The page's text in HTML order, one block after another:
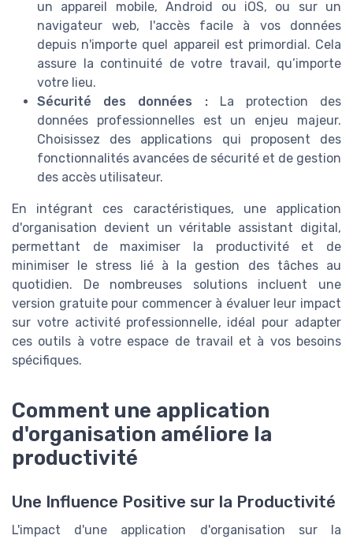
un appareil mobile, Android ou iOS, ou sur un
navigateur web, l'accès facile à vos données
depuis n'importe quel appareil est primordial. Cela
assure la continuité de votre travail, qu’importe
votre lieu.
Sécurité des données :La protection des
données professionnelles est un enjeu majeur.
Choisissez des applications qui proposent des
fonctionnalités avancées de sécurité et de gestion
des accès utilisateur.
En intégrant ces caractéristiques, une application
d'organisation devient un véritable assistant digital,
permettant de maximiser la productivité et de
minimiser le stress lié à la gestion des tâches au
quotidien. De nombreuses solutions incluent une
version gratuite pour commencer à évaluer leur impact
sur votre activité professionnelle, idéal pour adapter
ces outils à votre espace de travail et à vos besoins
spécifiques.
Comment une application
d'organisation améliore la
productivité
Une Influence Positive sur la Productivité
L'impact d'une application d'organisation sur la